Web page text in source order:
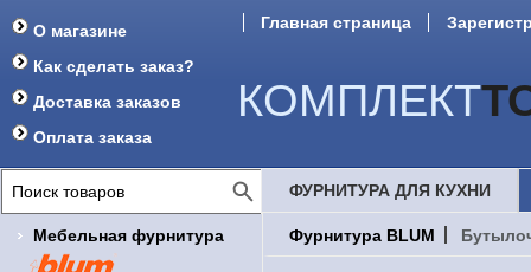
О магазине
Как сделать заказ?
Доставка заказов
Оплата заказа
Главная страница
КОМПЛЕКТ
Мебельная фурнитура
ФУРНИТУРА ДЛЯ КУХНИ
Фурнитура BLUM